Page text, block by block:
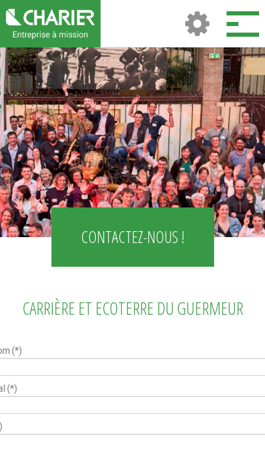
CONTACTEZ-NOUS !
CARRIÈRE ET ECOTERRE DU GUERMEUR
(*)
(*)